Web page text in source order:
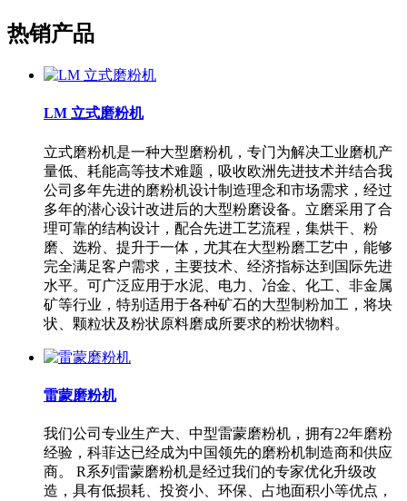
热销产品
LM 立式磨粉机
立式磨粉机是一种大型磨粉机，专门为解决工业磨机产
量低、耗能高等技术难题，吸收欧洲先进技术并结合我
公司多年先进的磨粉机设计制造理念和市场需求，经过
多年的潜心设计改进后的大型粉磨设备。立磨采用了合
理可靠的结构设计，配合先进工艺流程，集烘干、粉
磨、选粉、提升于一体，尤其在大型粉磨工艺中，能够
完全满足客户需求，主要技术、经济指标达到国际先进
水平。可广泛应用于水泥、电力、冶金、化工、非金属
矿等行业，特别适用于各种矿石的大型制粉加工，将块
状、颗粒状及粉状原料磨成所要求的粉状物料。
雷蒙磨粉机
我们公司专业生产大、中型雷蒙磨粉机，拥有22年磨粉
经验，科菲达已经成为中国领先的磨粉机制造商和供应
商。 R系列雷蒙磨粉机是经过我们的专家优化升级改
造，具有低损耗、投资小、环保、占地面积小等优点，